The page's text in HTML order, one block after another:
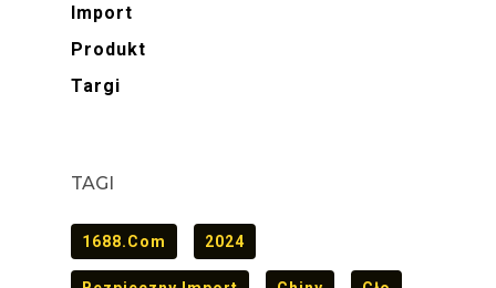
Import
Produkt
Targi
TAGI
1688.com 2024